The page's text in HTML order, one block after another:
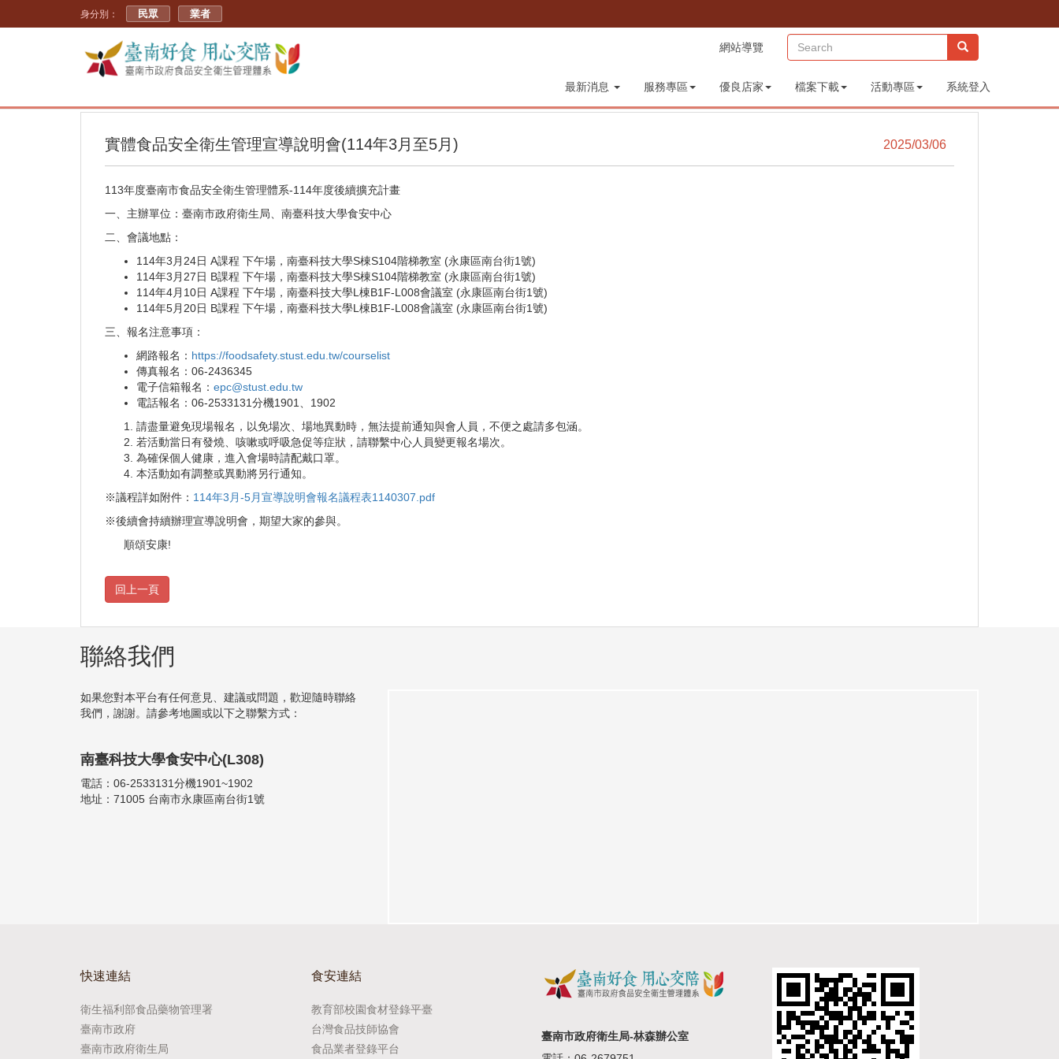
身分別： 民眾 業者
網站導覽 (sitemap)
最新消息 服務專區 優良店家 檔案下載 活動專區 系統登入
實體食品安全衛生管理宣導說明會(114年3月至5月) 2025/03/06
113年度臺南市食品安全衛生管理體系-114年度後續擴充計畫
一、主辦單位：臺南市政府衛生局、南臺科技大學食安中心
二、會議地點：
114年3月24日 A課程 下午場，南臺科技大學S棟S104階梯教室 (永康區南台街1號)
114年3月27日 B課程 下午場，南臺科技大學S棟S104階梯教室 (永康區南台街1號)
114年4月10日 A課程 下午場，南臺科技大學L棟B1F-L008會議室 (永康區南台街1號)
114年5月20日 B課程 下午場，南臺科技大學L棟B1F-L008會議室 (永康區南台街1號)
三、報名注意事項：
網路報名： https://foodsafety.stust.edu.tw/courselist
傳真報名：06-2436345
電子信箱報名： epc@stust.edu.tw
電話報名：06-2533131分機1901、1902
請盡量避免現場報名，以免場次、場地異動時，無法提前通知與會人員，不便之處請多包涵。
若活動當日有發燒、咳嗽或呼吸急促等症狀，請聯繫中心人員變更報名場次。
為確保個人健康，進入會場時請配戴口罩。
本活動如有調整或異動將另行通知。
※議程詳如附件： 114年3月-5月宣導說明會報名議程表1140307.pdf
※後續會持續辦理宣導說明會，期望大家的參與。
順頌安康!
聯絡我們
如果您對本平台有任何意見、建議或問題，歡迎隨時聯絡
我們，謝謝。請參考地圖或以下之聯繫方式：
南臺科技大學食安中心(L308)
電話：06-2533131分機1901~1902
地址：71005 台南市永康區南台街1號
快速連結
衛生福利部食品藥物管理署
臺南市政府
臺南市政府衛生局
食安連結
教育部校園食材登錄平臺
台灣食品技師協會
食品業者登錄平台
臺南市政府衛生局-林森辦公室